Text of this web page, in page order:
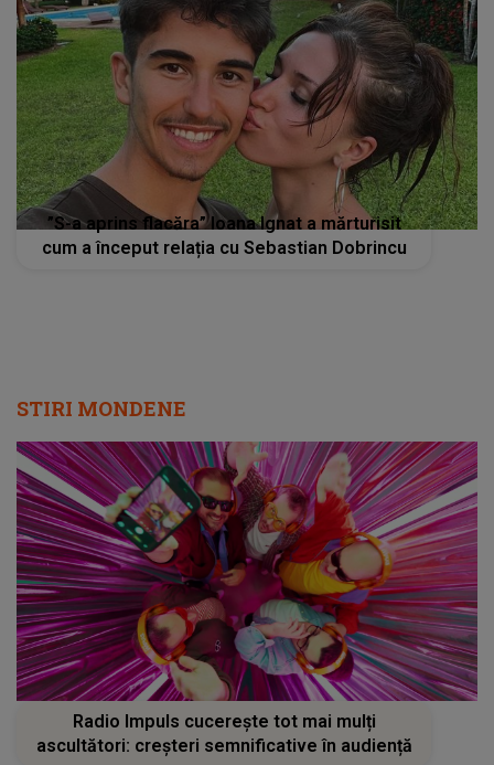
”S-a aprins flacăra” Ioana Ignat a mărturisit
cum a început relația cu Sebastian Dobrincu
STIRI MONDENE
Radio Impuls cucerește tot mai mulți
ascultători: creșteri semnificative în audiență